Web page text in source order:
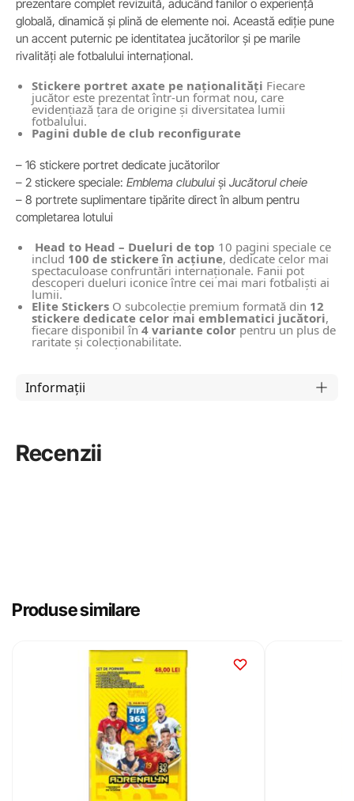
prezentare complet revizuită, aducând fanilor o experiență
globală, dinamică și plină de elemente noi. Această ediție pune
un accent puternic pe identitatea jucătorilor și pe marile
rivalități ale fotbalului internațional.
Stickere portret axate pe naționalități Fiecare
jucător este prezentat într-un format nou, care
evidențiază țara de origine și diversitatea lumii
fotbalului.
Pagini duble de club reconfigurate
– 16 stickere portret dedicate jucătorilor
– 2 stickere speciale: Emblema clubuluiși Jucătorul cheie
– 8 portrete suplimentare tipărite direct în album pentru
completarea lotului
Head to Head – Dueluri de top 10 pagini speciale ce
includ 100 de stickere în acțiune, dedicate celor mai
spectaculoase confruntări internaționale. Fanii pot
descoperi dueluri iconice între cei mai mari fotbaliști ai
lumii.
Elite Stickers O subcolecție premium formată din 12
stickere dedicate celor mai emblematici jucători,
fiecare disponibil în 4 variante color pentru un plus de
raritate și colecționabilitate.
Informații
Recenzii
Produse similare